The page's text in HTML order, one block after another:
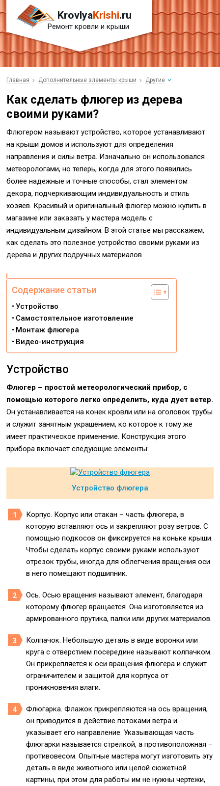
KrovlyaKrishi.ru
Ремонт кровли и крыши
Главная Дополнительные элементы крыши Другие
Как сделать флюгер из дерева
своими руками?
Флюгером называют устройство, которое устанавливают
на крыши домов и используют для определения
направления и силы ветра. Изначально он использовался
метеорологами, но теперь, когда для этого появились
более надежные и точные способы, стал элементом
декора, подчеркивающим индивидуальность и стиль
хозяев. Красивый и оригинальный флюгер можно купить в
магазине или заказать у мастера модель с
индивидуальным дизайном. В этой статье мы расскажем,
как сделать это полезное устройство своими руками из
дерева и других подручных материалов.
Содержание статьи
Устройство
Самостоятельное изготовление
Монтаж флюгера
Видео-инструкция
Устройство
Флюгер – простой метеорологический прибор, с
помощью которого легко определить, куда дует ветер.
Он устанавливается на конек кровли или на оголовок трубы
и служит занятным украшением, ко которое к тому же
имеет практическое применение. Конструкция этого
прибора включает следующие элементы:
Устройство флюгера
Корпус. Корпус или стакан – часть флюгера, в
которую вставляют ось и закрепляют розу ветров. С
помощью подкосов он фиксируется на коньке крыши.
Чтобы сделать корпус своими руками используют
отрезок трубы, иногда для облегчения вращения оси
в него помещают подшипник.
Ось. Осью вращения называют элемент, благодаря
которому флюгер вращается. Она изготовляется из
армированного прутика, палки или других материалов.
Колпачок. Небольшую деталь в виде воронки или
круга с отверстием посередине называют колпачком.
Он прикрепляется к оси вращения флюгера и служит
ограничителем и защитой для корпуса от
проникновения влаги.
Флюгарка. Флажок прикрепляются на ось вращения,
он приводится в действие потоками ветра и
указывает его направление. Указывающая часть
флюгарки называется стрелкой, а противоположная –
противовесом. Опытные мастера могут изготовить эту
деталь в виде животного или целой сюжетной
картины, при этом для работы им не нужны чертежи,